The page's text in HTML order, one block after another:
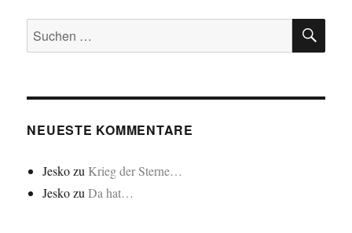
Suchen
nach:
NEUESTE KOMMENTARE
Jeskozu Krieg der Sterne…
JeskozuDa hat…